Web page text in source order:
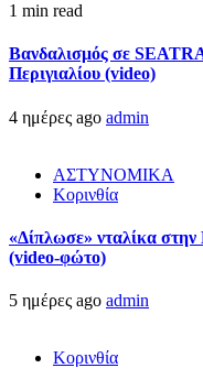
1 min read
Βανδαλισμός σε
Περιγιαλίου (video)
4 ημέρες ago admin
ΑΣΤΥΝΟΜΙΚΑ
Κορινθία
«Δίπλωσε» νταλίκα
(video-φώτο)
5 ημέρες ago admin
Κορινθία